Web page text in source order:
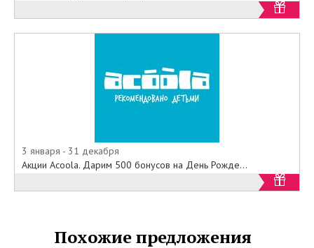
3 января - 31 декабря
Акции Acoola. Дарим 500 бонусов на День Рожде...
Похожие предложения